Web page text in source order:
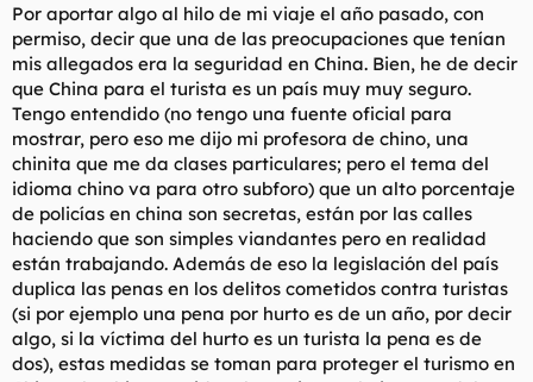
Por aportar algo al hilo de mi viaje el año pasado, con
permiso, decir que una de las preocupaciones que tenían
mis allegados era la seguridad en China. Bien, he de decir
que China para el turista es un país muy muy seguro.
Tengo entendido (no tengo una fuente oficial para
mostrar, pero eso me dijo mi profesora de chino, una
chinita que me da clases particulares; pero el tema del
idioma chino va para otro subforo) que un alto porcentaje
de policías en china son secretas, están por las calles
haciendo que son simples viandantes pero en realidad
están trabajando. Además de eso la legislación del país
duplica las penas en los delitos cometidos contra turistas
(si por ejemplo una pena por hurto es de un año, por decir
algo, si la víctima del hurto es un turista la pena es de
dos), estas medidas se toman para proteger el turismo en